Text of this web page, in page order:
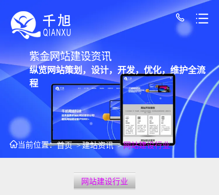
紫金网站建设资讯
纵览网站策划，设计，开发，优化，维护全流
程
当前位置：首页 >建站资讯 >网站建设行业
网站建设行业